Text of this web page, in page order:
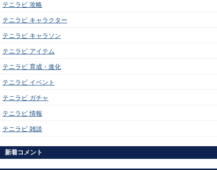
テニラビ 攻略
テニラビ キャラクター
テニラビ キャラソン
テニラビ アイテム
テニラビ 育成・進化
テニラビ イベント
テニラビ ガチャ
テニラビ 情報
テニラビ 雑談
新着コメント